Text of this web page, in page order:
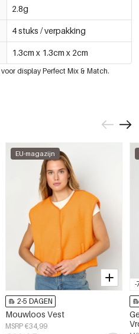
2.8g
4 stuks / verpakking
1.3cm x 1.3cm x 2cm
display Perfect Mix & Match.
EU-magazijn
2-5 DAGEN
Mouwloos Vest
MSRP €34,99
-